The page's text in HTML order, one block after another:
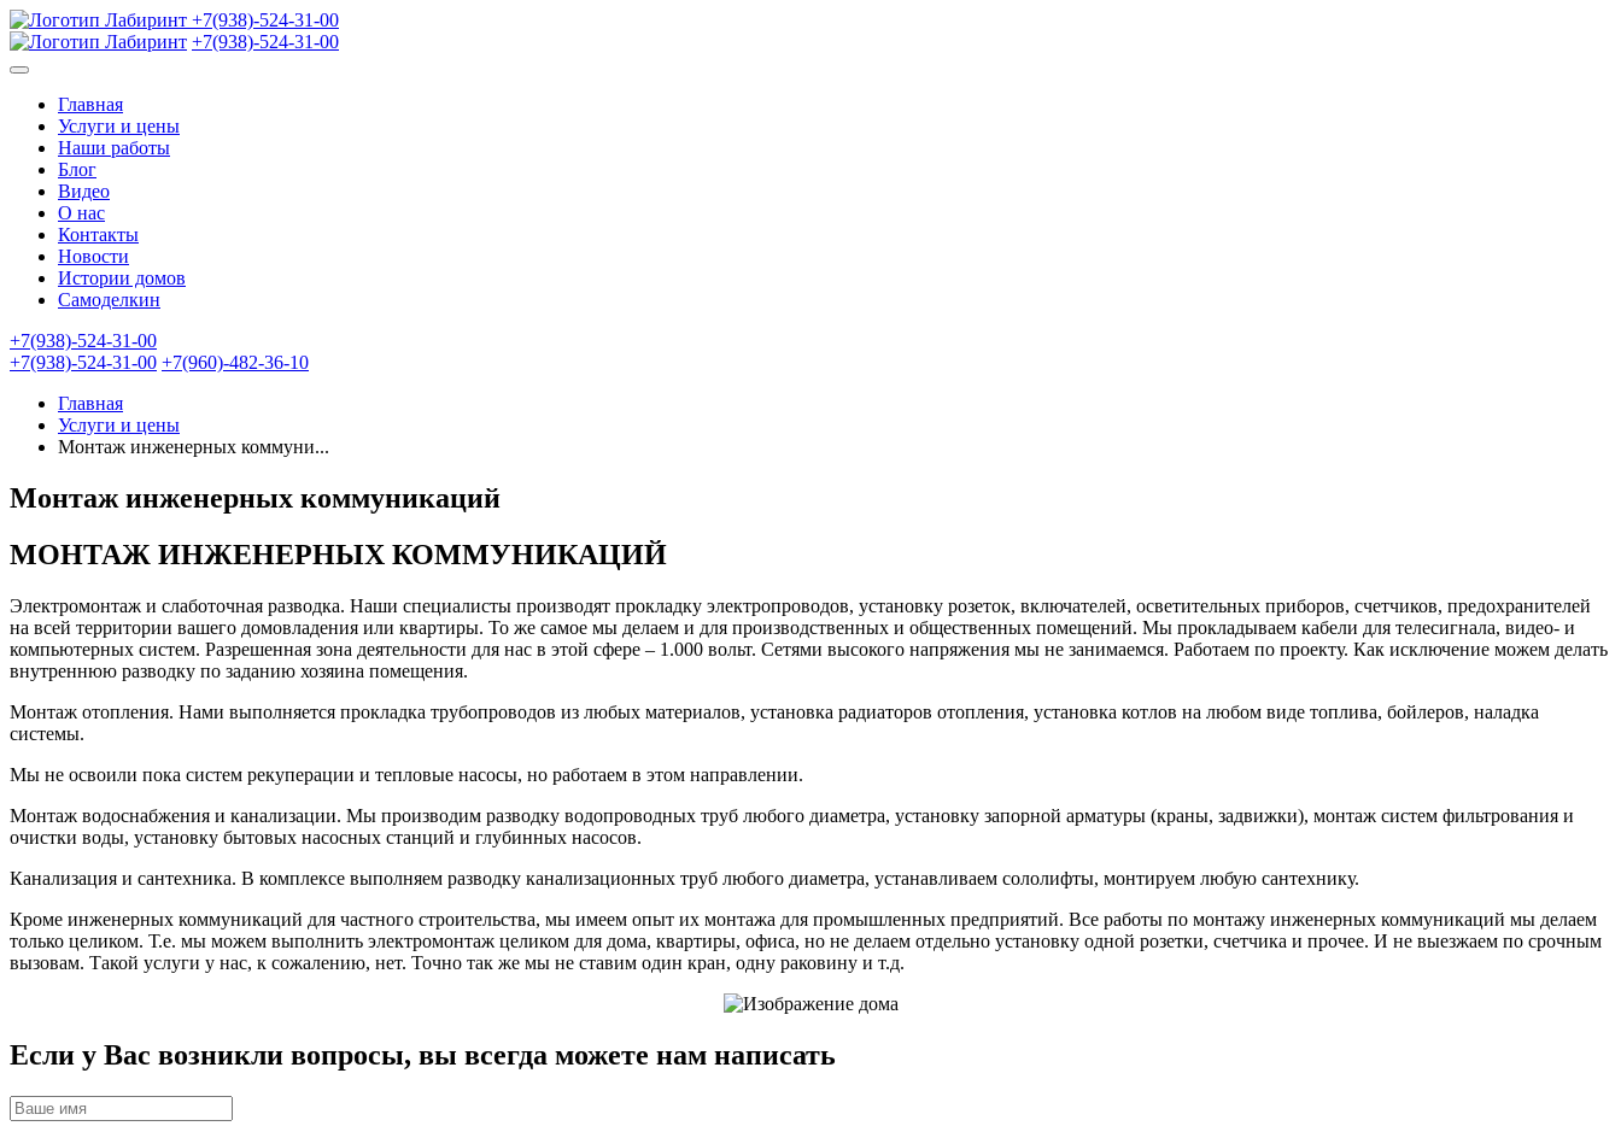
+7(938)-524-31-00
+7(938)-524-31-00
Главная
Услуги и цены
Наши работы
Блог
Видео
О нас
Контакты
Новости
Истории домов
Самоделкин
+7(938)-524-31-00
+7(938)-524-31-00 +7(960)-482-36-10
Главная
Услуги и цены
Монтаж инженерных коммуни...
Монтаж инженерных коммуникаций
МОНТАЖ ИНЖЕНЕРНЫХ КОММУНИКАЦИЙ
Электромонтаж и слаботочная разводка. Наши специалисты производят прокладку электропроводов, установку розеток, включателей, осветительных приборов, счетчиков, предохранителей
на всей территории вашего домовладения или квартиры. То же самое мы делаем и для производственных и общественных помещений. Мы прокладываем кабели для телесигнала, видео- и
компьютерных систем. Разрешенная зона деятельности для нас в этой сфере – 1.000 вольт. Сетями высокого напряжения мы не занимаемся. Работаем по проекту. Как исключение можем делать
внутреннюю разводку по заданию хозяина помещения.
Монтаж отопления. Нами выполняется прокладка трубопроводов из любых материалов, установка радиаторов отопления, установка котлов на любом виде топлива, бойлеров, наладка
системы.
Мы не освоили пока систем рекуперации и тепловые насосы, но работаем в этом направлении.
Монтаж водоснабжения и канализации. Мы производим разводку водопроводных труб любого диаметра, установку запорной арматуры (краны, задвижки), монтаж систем фильтрования и
очистки воды, установку бытовых насосных станций и глубинных насосов.
Канализация и сантехника. В комплексе выполняем разводку канализационных труб любого диаметра, устанавливаем сололифты, монтируем любую сантехнику.
Кроме инженерных коммуникаций для частного строительства, мы имеем опыт их монтажа для промышленных предприятий. Все работы по монтажу инженерных коммуникаций мы делаем
только целиком. Т.е. мы можем выполнить электромонтаж целиком для дома, квартиры, офиса, но не делаем отдельно установку одной розетки, счетчика и прочее. И не выезжаем по срочным
вызовам. Такой услуги у нас, к сожалению, нет. Точно так же мы не ставим один кран, одну раковину и т.д.
Если у Вас возникли вопросы, вы всегда можете нам написать